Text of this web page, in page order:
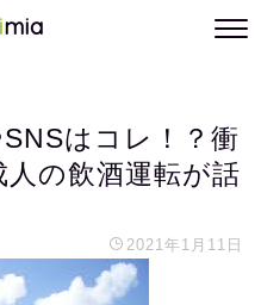
mia
はコレ！？衝
の飲酒運転が話
2021年1月11日